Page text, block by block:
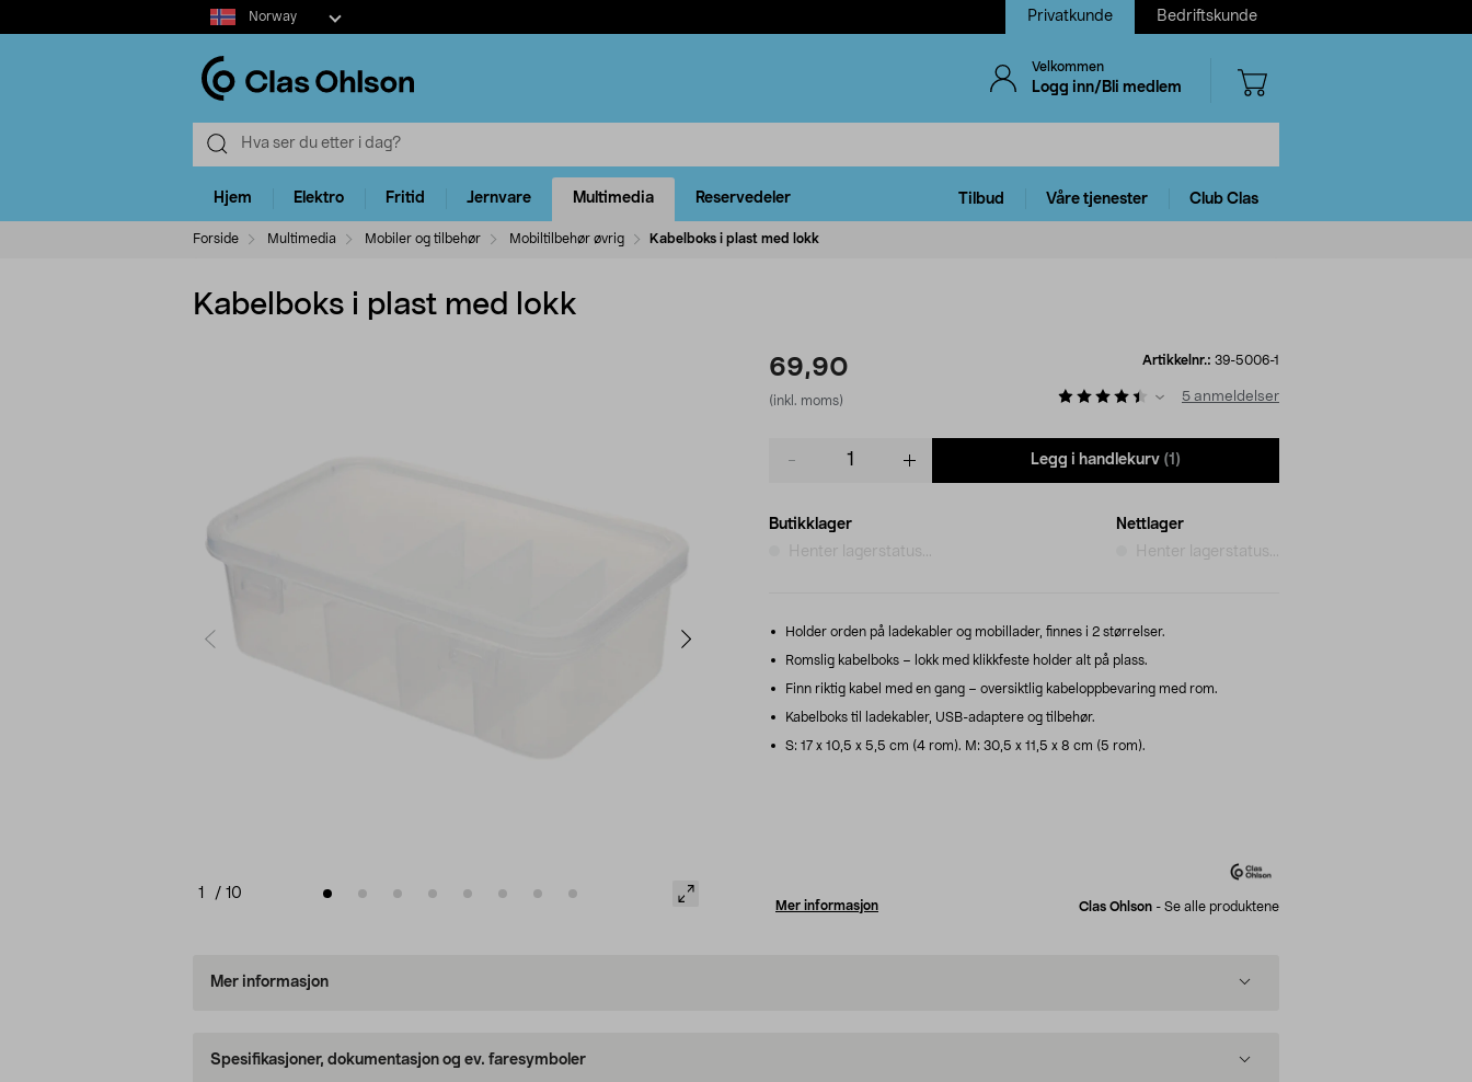
Select
market
Norway Privatkunde Bedriftskunde
Velkommen
Logg inn/Bli medlem
Hjem Elektro Fritid Jernvare Multimedia Reservedeler Tilbud Våre tjenester Club Clas
Forside Multimedia Mobiler og tilbehør Mobiltilbehør øvrig Kabelboks i plast med lokk
Kabelboks i plast med lokk
1 / 10
69,90
(inkl. moms)
Artikkelnr.: 39-5006-1
5 anmeldelser
Legg i handlekurv (1)
Butikklager
Henter lagerstatus...
Nettlager
Henter lagerstatus...
Holder orden på ladekabler og mobillader, finnes i 2 størrelser.
Romslig kabelboks – lokk med klikkfeste holder alt på plass.
Finn riktig kabel med en gang – oversiktlig kabeloppbevaring med rom.
Kabelboks til ladekabler, USB-adaptere og tilbehør.
S: 17 x 10,5 x 5,5 cm (4 rom). M: 30,5 x 11,5 x 8 cm (5 rom).
Mer informasjon Clas Ohlson - Se alle produktene
Mer informasjon
Spesifikasjoner, dokumentasjon og ev. faresymboler